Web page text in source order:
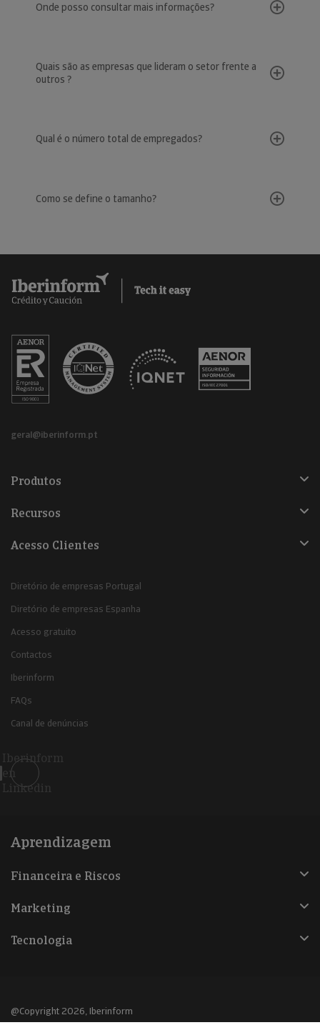
Onde posso consultar mais informações?
Quais são as empresas que lideram o setor frente a
outros ?
Qual é o número total de empregados?
Como se define o tamanho?
geral@iberinform.pt
Produtos
Recursos
Acesso Clientes
Diretório de empresas Portugal
Diretório de empresas Espanha
Acesso gratuito
Contactos
Iberinform
FAQs
Canal de denúncias
Iberinform
en
Linkedin
Aprendizagem
Financeira e Riscos
Marketing
Tecnologia
@Copyright 2026, Iberinform